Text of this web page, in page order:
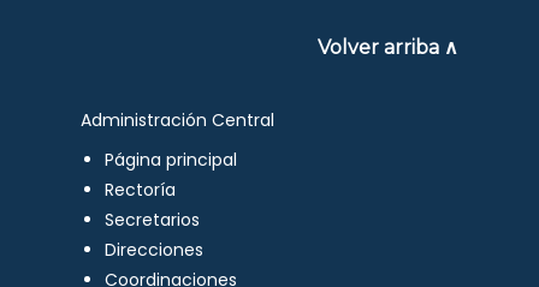
Volver arriba ∧
Administración Central
Página principal
Rectoría
Secretarios
Direcciones
Coordinaciones